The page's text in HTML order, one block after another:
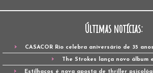
Últimas notícias:
CASACOR Rio celebra aniversário de 35
The Strokes lança novo álbum